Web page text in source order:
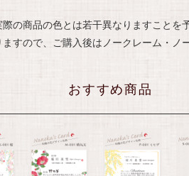
の商品の色とは若干異なりますことを
すので、ご購入後はノークレーム・ノ
おすすめ商品